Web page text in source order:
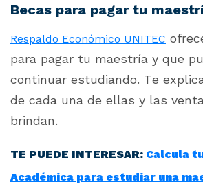
Becas para pagar tu
Respaldo Económico UNITEC
para pagar tu maestría y que
continuar estudiando. Te
de cada una de ellas y las
brindan.
TE PUEDE INTERESAR: Calcula
Académica para estudiar una